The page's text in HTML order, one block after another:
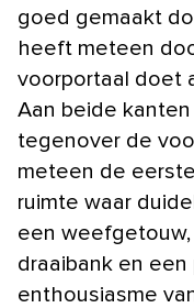
goed gemaakt
heeft meteen
voorportaal doet
Aan beide
tegenover de
meteen de
ruimte waar
een
draaibank en een
enthousiasme